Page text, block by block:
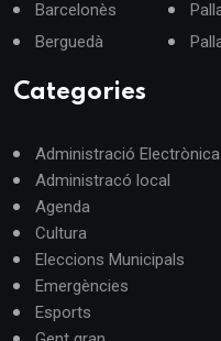
Barcelonès
Berguedà
Categories
Administració Electrònica
Administracó local
Agenda
Cultura
Eleccions Municipals
Emergències
Esports